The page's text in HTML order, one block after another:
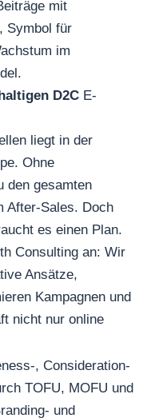
D2C E-
liegt in der
Ohne
den gesamten
After-Sales. Doch
es einen Plan.
Consulting an: Wir
Ansätze,
Kampagnen und
nicht nur online